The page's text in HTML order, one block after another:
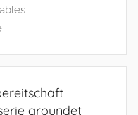
groundet